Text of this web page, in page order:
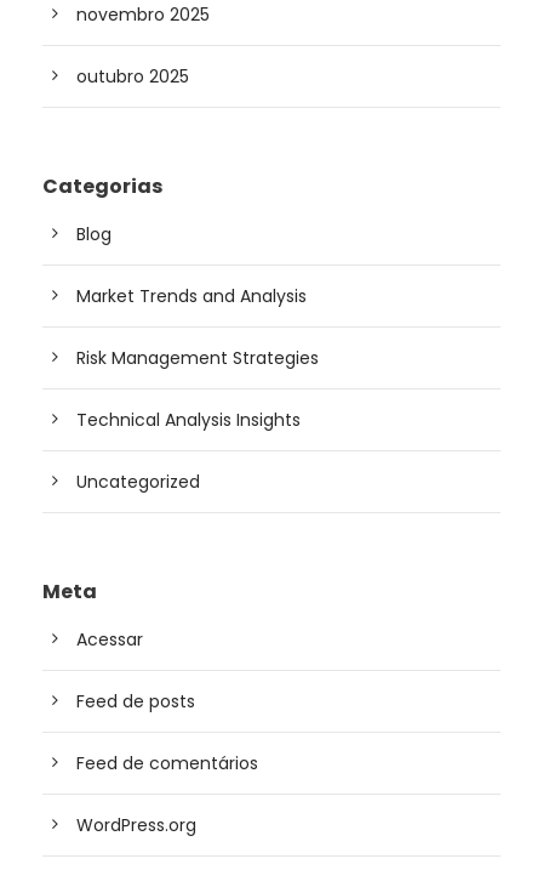
novembro 2025
outubro 2025
Categorias
Blog
Market Trends and Analysis
Risk Management Strategies
Technical Analysis Insights
Uncategorized
Meta
Acessar
Feed de posts
Feed de comentários
WordPress.org